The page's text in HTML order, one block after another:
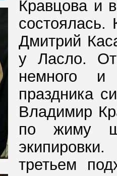
Кравцова и
состоялась.
Дмитрий
у Ласло.
немного
праздника
Владимир
по жиму
третьем